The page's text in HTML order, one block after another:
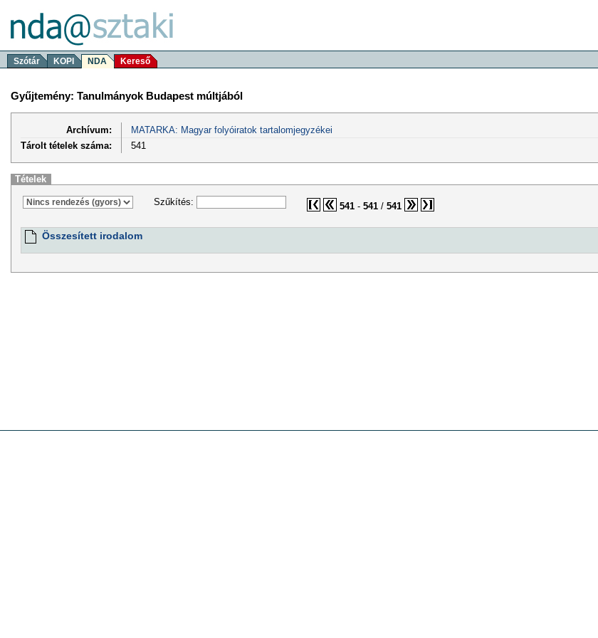
Szótár KOPI NDA Kereső
Gyűjtemény: Tanulmányok Budapest múltjából
Archívum:
MATARKA: Magyar folyóiratok tartalomjegyzékei
Tárolt tételek száma:
541
Tételek
Szűkítés: 541- 541/ 541
Összesített irodalom